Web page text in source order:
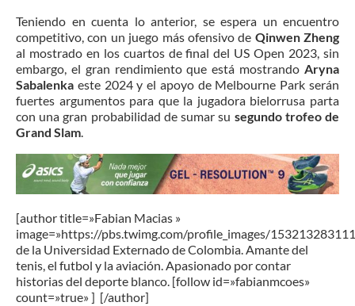
Teniendo en cuenta lo anterior, se espera un encuentro
competitivo, con un juego más ofensivo de Qinwen Zheng
al mostrado en los cuartos de final del US Open 2023, sin
embargo, el gran rendimiento que está mostrando Aryna
Sabalenka este 2024 y el apoyo de Melbourne Park serán
fuertes argumentos para que la jugadora bielorrusa parta
con una gran probabilidad de sumar su segundo trofeo de
Grand Slam
[author title=»Fabian Macias »
image=»https://pbs.twimg.com/profile_images/
de la Universidad Externado de Colombia. Amante del
tenis, el futbol y la aviación. Apasionado por contar
historias del deporte blanco. [follow id=»fabianmcoes»
count=»true» ] [/author]